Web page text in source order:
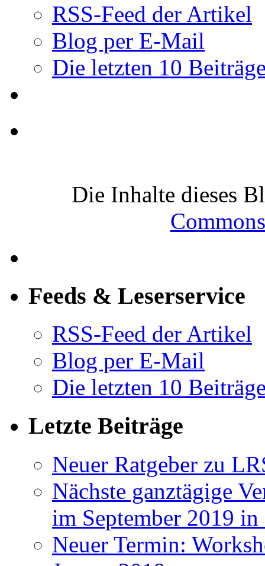
RSS-Feed der Artikel
Blog per E-Mail
Die letzten 10
Die Inhalte dieses
Feeds & Leserservice
RSS-Feed der Artikel
Blog per E-Mail
Die letzten 10
Letzte Beiträge
Neuer Ratgeber zu
Nächste ganztägige
im September 2019
Neuer Termin: